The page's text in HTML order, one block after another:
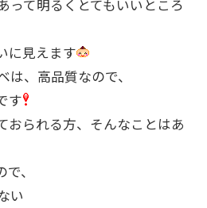
って明るくとてもいいところ
に見えます
、高品質なので、
す
おられる方、そんなことはあ
、
い